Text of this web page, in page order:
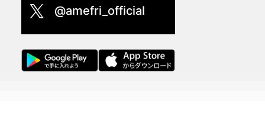
@amefri_official